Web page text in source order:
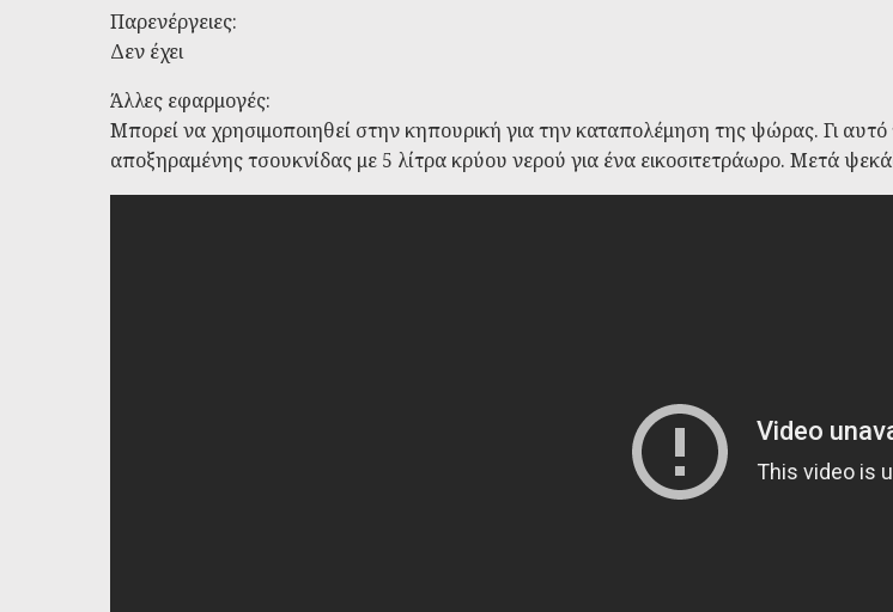
Παρενέργειες:
Δεν έχει
Άλλες εφαρμογές:
Μπορεί να χρησιμοποιηθεί στην κηπουρική για την καταπολέμηση της ψώρας. Γι
αποξηραμένης τσουκνίδας με 5 λίτρα κρύου νερού για ένα εικοσιτετράωρο. Μετά